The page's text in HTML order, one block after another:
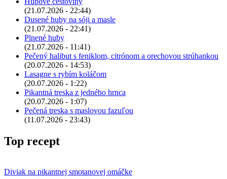
(21.07.2026 - 22:44)
Dusené huby na sóji a masle
(21.07.2026 - 22:41)
Plnené huby
(21.07.2026 - 11:41)
Pečený halibut s feniklom, citrónom a orechovou strúhankou
(20.07.2026 - 14:53)
Lasagne s rybím koláčom
(20.07.2026 - 1:22)
Pikantná treska z jedného hrnca
(20.07.2026 - 1:07)
Pečená treska s maslovou fazuľou
(11.07.2026 - 23:43)
Top recept
Diviak na pikantnej smotanovej omáčke